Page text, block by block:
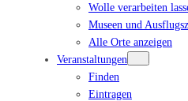
Wolle verarbeiten
Museen und
Alle Orte anzeigen
Veranstaltungen
Finden
Eintragen